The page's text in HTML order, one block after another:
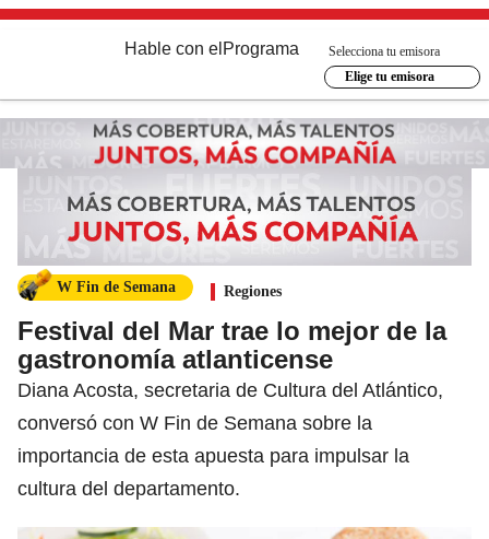
Hable con el Programa
Selecciona tu emisora
Elige tu emisora
W Fin de Semana Regiones
Festival del Mar trae lo mejor de la
gastronomía atlanticense
Diana Acosta, secretaria de Cultura del Atlántico,
conversó con W Fin de Semana sobre la
importancia de esta apuesta para impulsar la
cultura del departamento.